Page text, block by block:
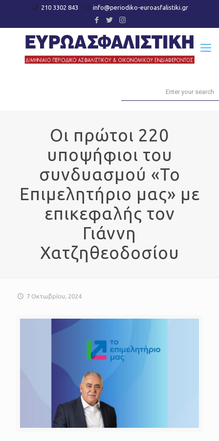
210 3302 843 info@periodiko-euroasfalistiki.gr
Οι πρώτοι 220
υποψήφιοι του
συνδυασμού «Το
Επιμελητήριο μας» με
επικεφαλής τον
Γιάννη
Χατζηθεοδοσίου
7 Οκτωβρίου, 2024